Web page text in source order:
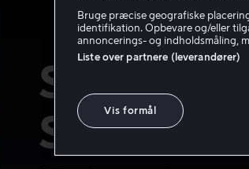
Spider-
Spider-
Bruge præcise geografiske
identifikation. Opbevare og/eller
annoncerings- og indholdsmåling,
Liste over partnere (leverandører)
Vis formål